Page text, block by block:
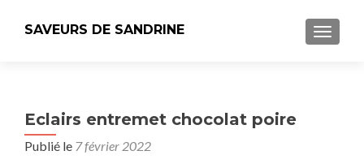
SAVEURS DE SANDRINE
Eclairs entremet chocolat poire
Publié le 7 février 2022